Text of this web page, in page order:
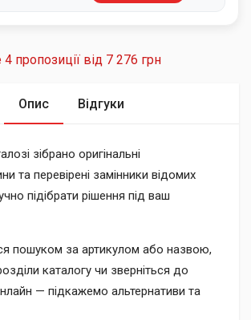
Ще 4 пропозиції від 7 276 грн
Опис Відгуки
зібрано оригінальні
та перевірені замінники відомих
підібрати рішення під ваш
пошуком за артикулом або назвою,
каталогу чи зверніться до
— підкажемо альтернативи та